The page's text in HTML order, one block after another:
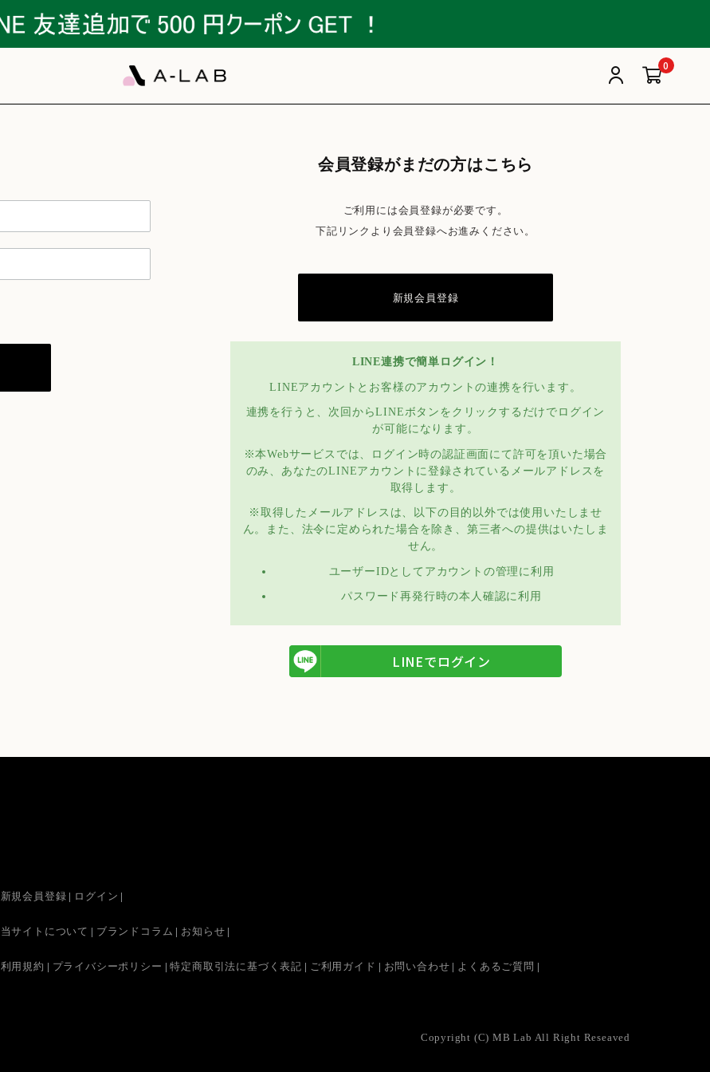
0
会員登録がまだの方はこちら
ご利用には会員登録が必要です。
下記リンクより会員登録へお進みください。
新規会員登録
LINE連携で簡単ログイン！
LINEアカウントとお客様のアカウントの連携を行います。
連携を行うと、次回からLINEボタンをクリックするだけでログイン
が可能になります。
※本Webサービスでは、ログイン時の認証画面にて許可を頂いた場合
のみ、あなたのLINEアカウントに登録されているメールアドレスを
取得します。
※取得したメールアドレスは、以下の目的以外では使用いたしませ
ん。また、法令に定められた場合を除き、第三者への提供はいたしま
せん。
ユーザーIDとしてアカウントの管理に利用
パスワード再発行時の本人確認に利用
LINEでログイン
新規会員登録 ログイン
当サイトについて ブランドコラム お知らせ
利用規約 プライバシーポリシー 特定商取引法に基づく表記 ご利用ガイド お問い合わせ よくあるご質問
Copyright (C) MB Lab All Right Reseaved